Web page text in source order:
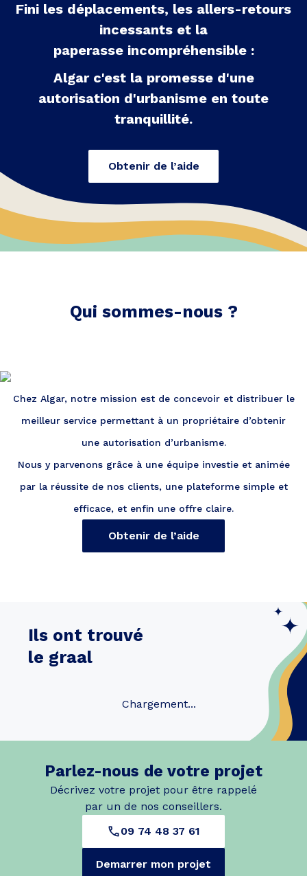
Fini les déplacements, les allers-retours
incessants et la
paperasse incompréhensible :
Algar c'est la promesse d'une
autorisation d'urbanisme en toute
tranquillité.
Obtenir de l’aide
Qui sommes-nous ?
Chez Algar, notre mission est de concevoir et distribuer le
meilleur service permettant à un propriétaire d’obtenir
une autorisation d’urbanisme.
Nous y parvenons grâce à une équipe investie et animée
par la réussite de nos clients, une plateforme simple et
efficace, et enfin une offre claire.
Obtenir de l’aide
Ils ont trouvé
le graal
Chargement...
Parlez-nous de votre projet
Décrivez votre projet pour être rappelé
par un de nos conseillers.
09 74 48 37 61
Demarrer mon projet